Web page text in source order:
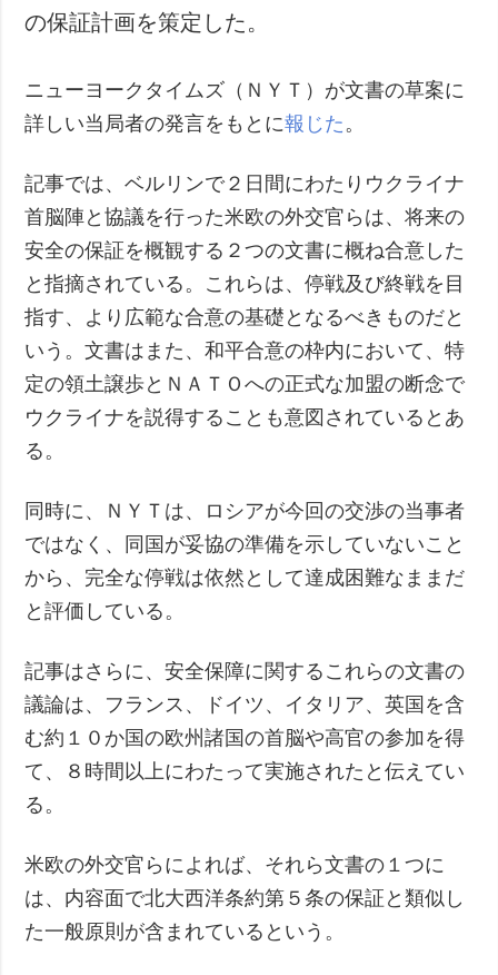
の保証計画を策定した。
ニューヨークタイムズ（ＮＹＴ）が文書の草案に
詳しい当局者の発言をもとに報じた 。
記事では、ベルリンで２日間にわたりウクライナ
首脳陣と協議を行った米欧の外交官らは、将来の
安全の保証を概観する２つの文書に概ね合意した
と指摘されている。これらは、停戦及び終戦を目
指す、より広範な合意の基礎となるべきものだと
いう。文書はまた、和平合意の枠内において、特
定の領土譲歩とＮＡＴＯへの正式な加盟の断念で
ウクライナを説得することも意図されているとあ
る。
同時に、ＮＹＴは、ロシアが今回の交渉の当事者
ではなく、同国が妥協の準備を示していないこと
から、完全な停戦は依然として達成困難なままだ
と評価している。
記事はさらに、安全保障に関するこれらの文書の
議論は、フランス、ドイツ、イタリア、英国を含
む約１０か国の欧州諸国の首脳や高官の参加を得
て、８時間以上にわたって実施されたと伝えてい
る。
米欧の外交官らによれば、それら文書の１つに
は、内容面で北大西洋条約第５条の保証と類似し
た一般原則が含まれているという。